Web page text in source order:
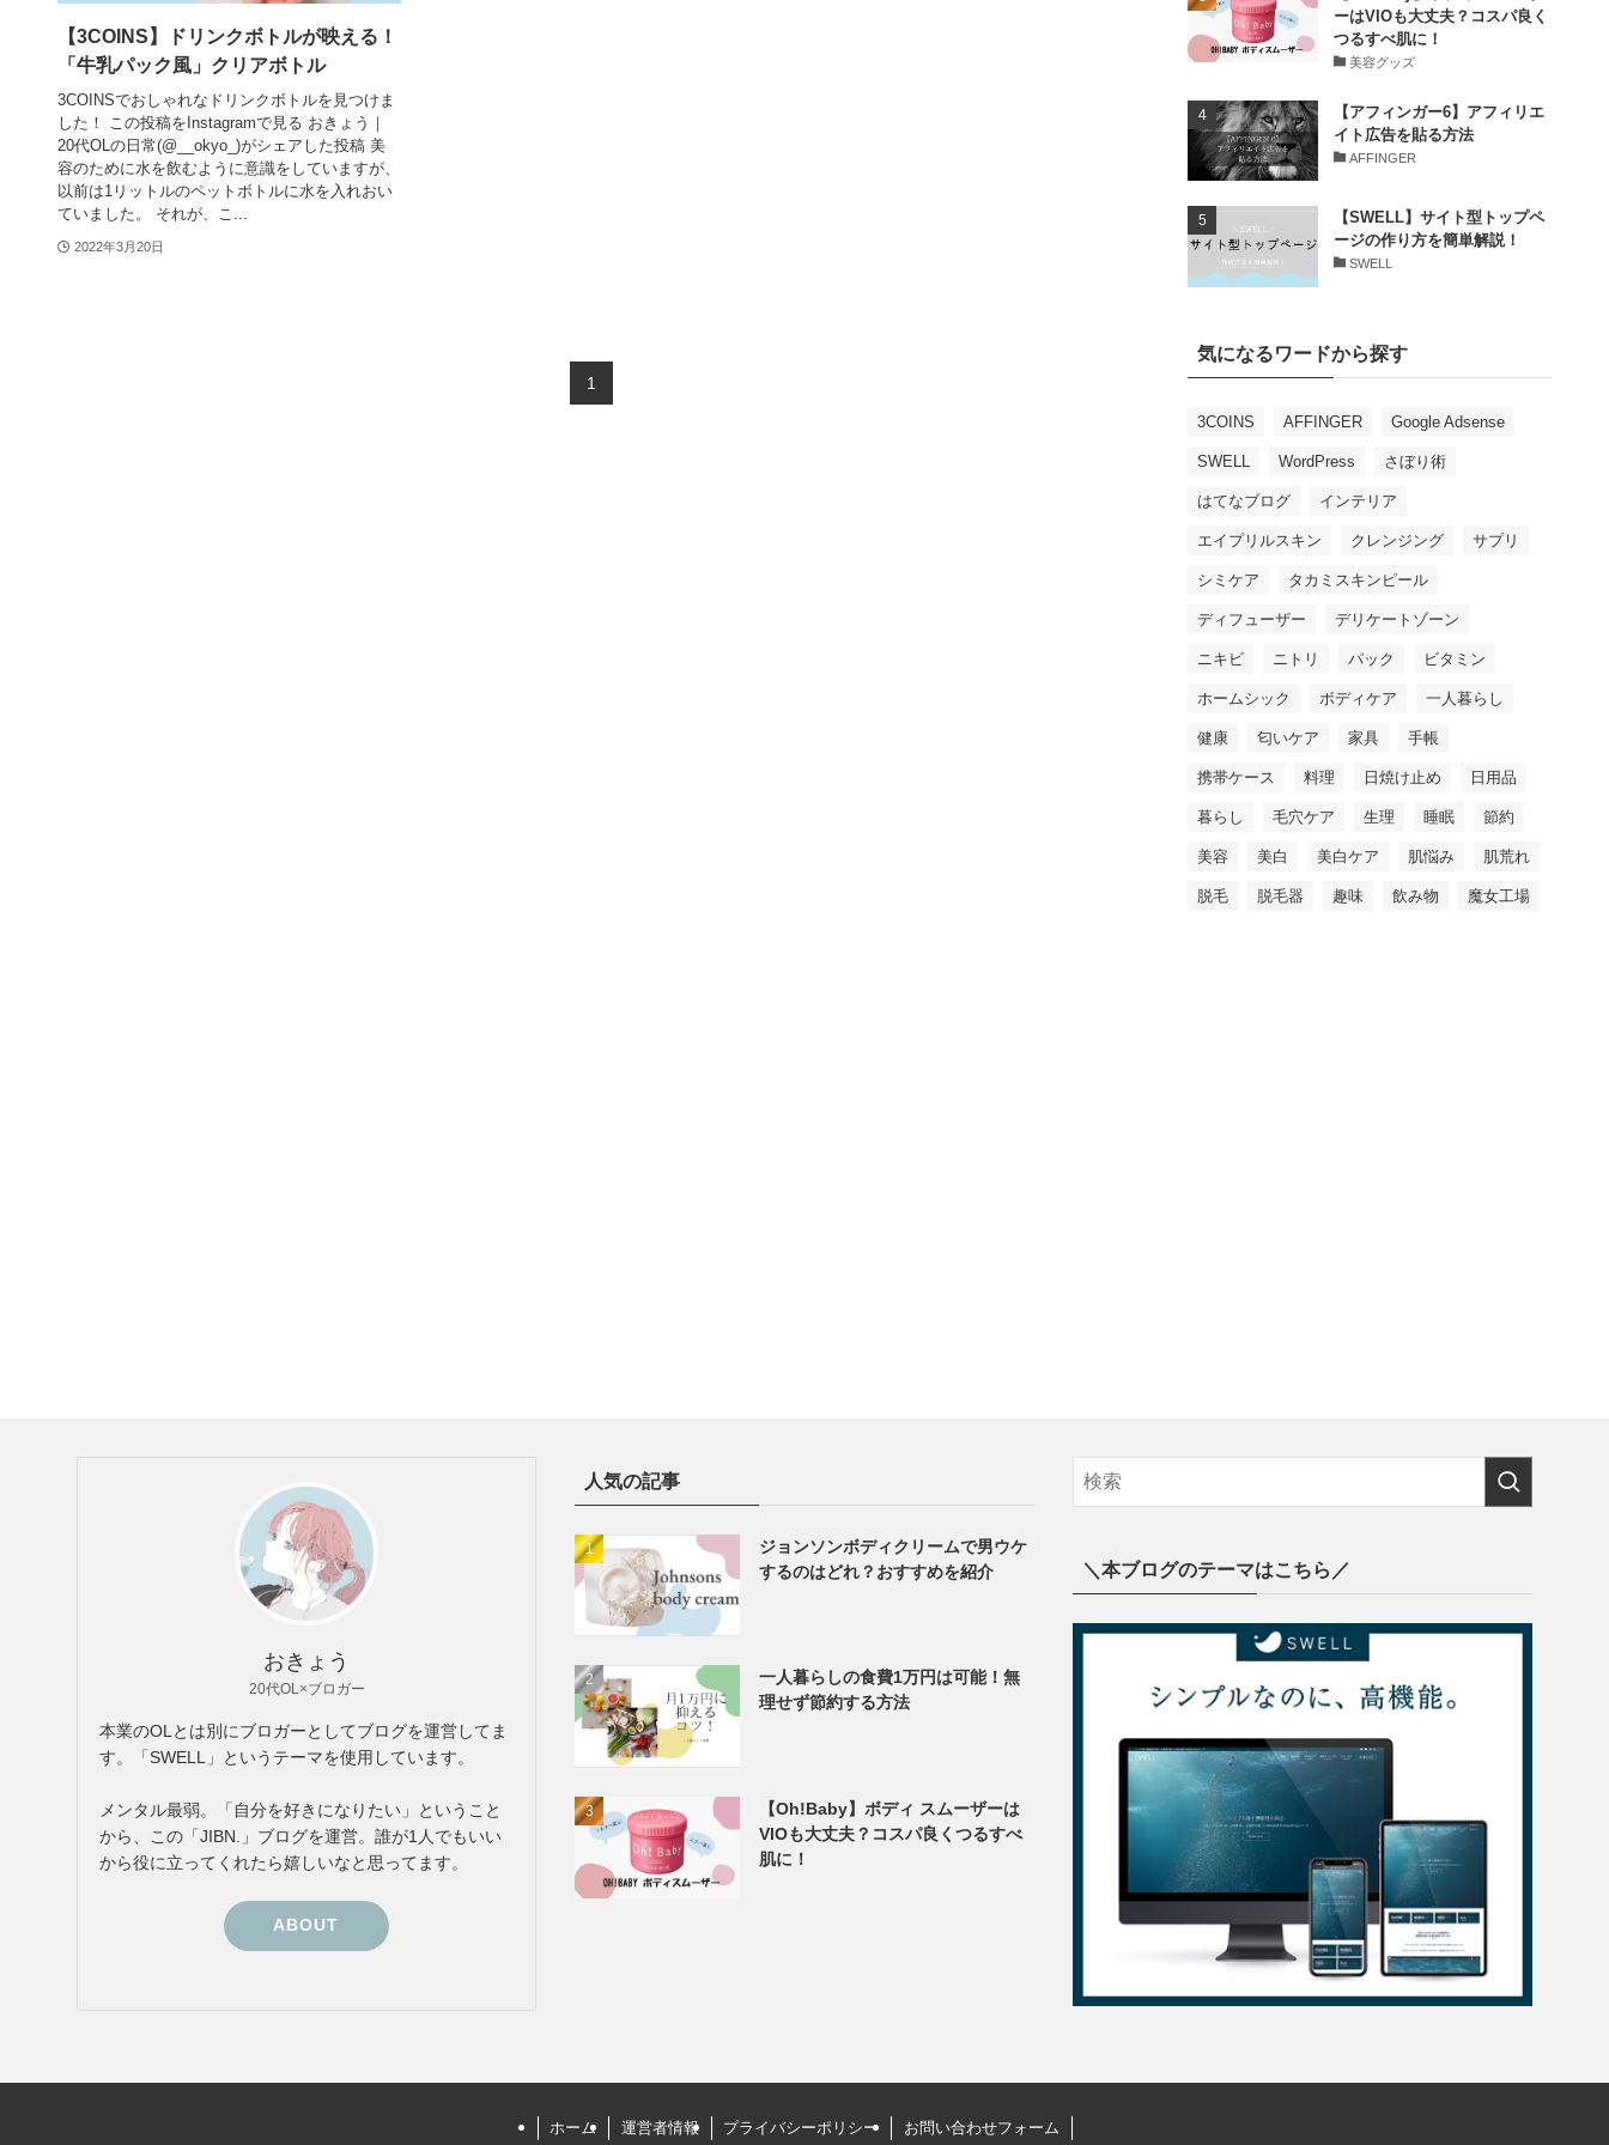
【3COINS】ドリンクボトルが映える！
「牛乳パック風」クリアボトル
3COINSでおしゃれなドリンクボトルを見つけま
した！ この投稿をInstagramで見る おきょう｜
20代OLの日常(@__okyo_)がシェアした投稿 美
容のために水を飲むように意識をしていますが、
以前は1リットルのペットボトルに水を入れおい
ていました。 それが、こ...
2022年3月20日
1
ーはVIOも大丈夫？コスパ良く
つるすべ肌に！
美容グッズ
【アフィンガー6】アフィリエ
イト広告を貼る方法
AFFINGER
【SWELL】サイト型トップペ
ージの作り方を簡単解説！
SWELL
気になるワードから探す
3COINS AFFINGER Google Adsense
SWELL WordPress さぼり術
はてなブログ インテリア
エイプリルスキン クレンジング サプリ
シミケア タカミスキンピール
ディフューザー デリケートゾーン
ニキビ ニトリ パック ビタミン
ホームシック ボディケア 一人暮らし
健康 匂いケア 家具 手帳
携帯ケース 料理 日焼け止め 日用品
暮らし 毛穴ケア 生理 睡眠 節約
美容 美白 美白ケア 肌悩み 肌荒れ
脱毛 脱毛器 趣味 飲み物 魔女工場
おきょう
20代OL×ブロガー
本業のOLとは別にブロガーとしてブログを運営してま
す。「SWELL」というテーマを使用しています。
メンタル最弱。「自分を好きになりたい」ということ
から、この「JIBN.」ブログを運営。誰が1人でもいい
から役に立ってくれたら嬉しいなと思ってます。
ABOUT
人気の記事
ジョンソンボディクリームで男ウケ
するのはどれ？おすすめを紹介
一人暮らしの食費1万円は可能！無
理せず節約する方法
【Oh!Baby】ボディ スムーザーは
VIOも大丈夫？コスパ良くつるすべ
肌に！
＼本ブログのテーマはこちら／
ホーム 運営者情報 プライバシーポリシー お問い合わせフォーム